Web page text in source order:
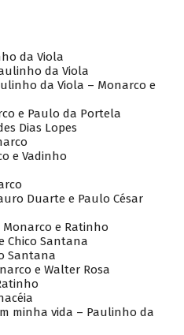
da Viola
da Viola
da Viola – Monarco e
e Paulo da Portela
Dias Lopes
e Vadinho
Duarte e Paulo César
Monarco e Ratinho
Chico Santana
Santana
e Walter Rosa
minha vida – Paulinho da